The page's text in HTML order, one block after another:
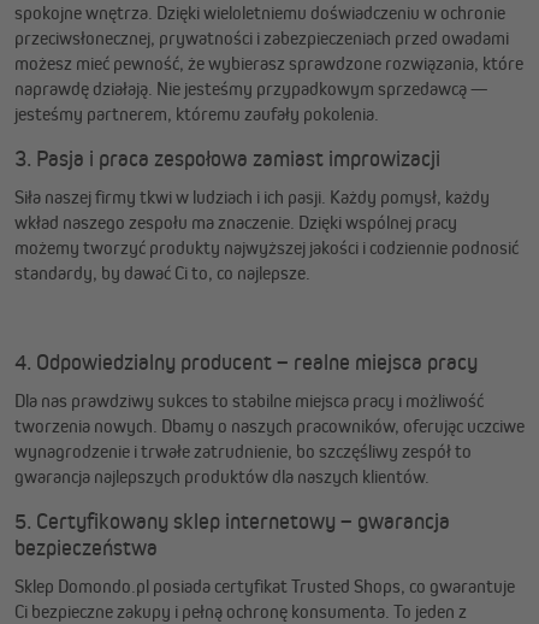
spokojne wnętrza. Dzięki wieloletniemu doświadczeniu w ochronie
przeciwsłonecznej, prywatności i zabezpieczeniach przed owadami
możesz mieć pewność, że wybierasz sprawdzone rozwiązania, które
naprawdę działają. Nie jesteśmy przypadkowym sprzedawcą —
jesteśmy partnerem, któremu zaufały pokolenia.
3. Pasja i praca zespołowa zamiast improwizacji
Siła naszej firmy tkwi w ludziach i ich pasji. Każdy pomysł, każdy
wkład naszego zespołu ma znaczenie. Dzięki wspólnej pracy
możemy tworzyć produkty najwyższej jakości i codziennie podnosić
standardy, by dawać Ci to, co najlepsze.
4. Odpowiedzialny producent – realne miejsca pracy
Dla nas prawdziwy sukces to stabilne miejsca pracy i możliwość
tworzenia nowych. Dbamy o naszych pracowników, oferując uczciwe
wynagrodzenie i trwałe zatrudnienie, bo szczęśliwy zespół to
gwarancja najlepszych produktów dla naszych klientów.
5. Certyfikowany sklep internetowy – gwarancja
bezpieczeństwa
Sklep Domondo.pl posiada certyfikat Trusted Shops, co gwarantuje
Ci bezpieczne zakupy i pełną ochronę konsumenta. To jeden z